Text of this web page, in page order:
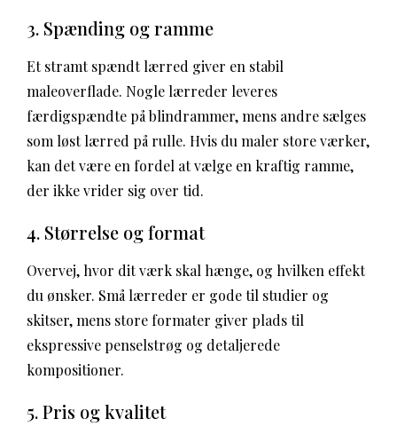
3. Spænding og ramme
Et stramt spændt lærred giver en stabil
maleoverflade. Nogle lærreder leveres
færdigspændte på blindrammer, mens andre sælges
som løst lærred på rulle. Hvis du maler store værker,
kan det være en fordel at vælge en kraftig ramme,
der ikke vrider sig over tid.
4. Størrelse og format
Overvej, hvor dit værk skal hænge, og hvilken effekt
du ønsker. Små lærreder er gode til studier og
skitser, mens store formater giver plads til
ekspressive penselstrøg og detaljerede
kompositioner.
5. Pris og kvalitet